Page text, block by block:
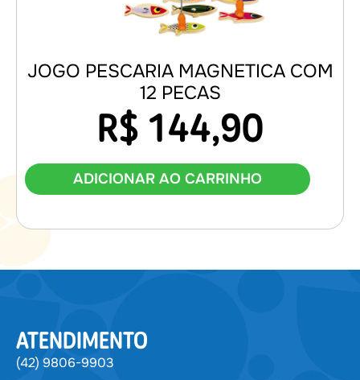
JOGO PESCARIA MAGNETICA COM
12 PECAS
R$ 144,90
ADICIONAR AO CARRINHO
ATENDIMENTO
(42) 9806-9903